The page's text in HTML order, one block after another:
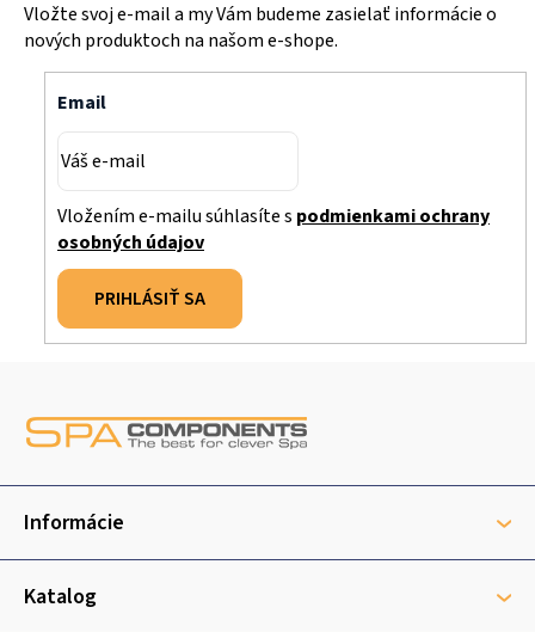
Vložte svoj e-mail a my Vám budeme zasielať informácie o
nových produktoch na našom e-shope.
Email
Vložením e-mailu súhlasíte s podmienkami ochrany
osobných údajov
PRIHLÁSIŤ SA
ä
i
Informácie
Katalog